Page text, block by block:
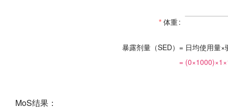
体重
暴露剂量（SED） = 日均使用量
= (0×1000)×1 ×
MoS结果：